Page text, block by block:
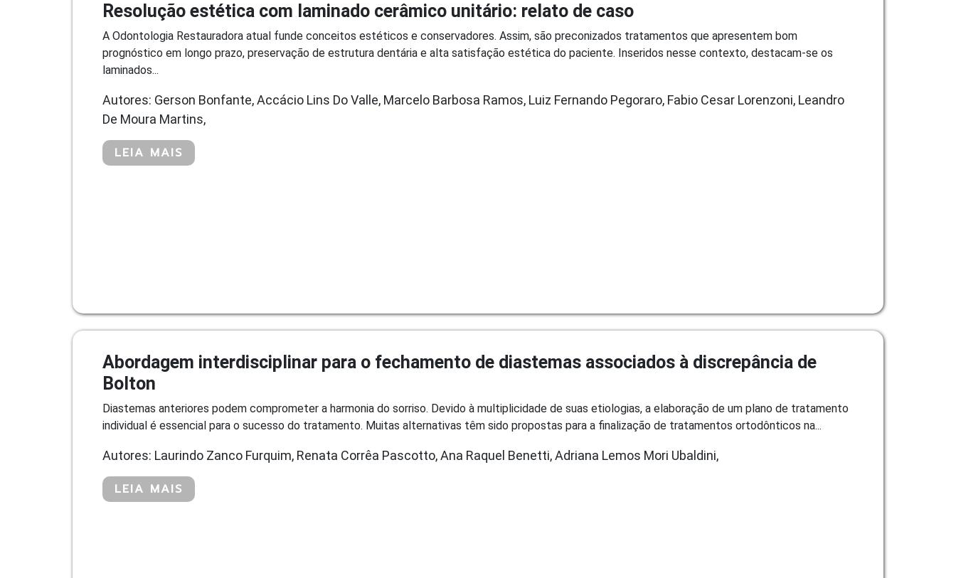
Resolução estética com laminado cerâmico unitário: relato de caso
A Odontologia Restauradora atual funde conceitos estéticos e conservadores. Assim, são preconizados tratamentos que apresentem bom
prognóstico em longo prazo, preservação de estrutura dentária e alta satisfação estética do paciente. Inseridos nesse contexto, destacam-se os
laminados...
Autores: Gerson Bonfante, Accácio Lins Do Valle, Marcelo Barbosa Ramos, Luiz Fernando Pegoraro, Fabio Cesar Lorenzoni, Leandro
De Moura Martins,
LEIA MAIS
Abordagem interdisciplinar para o fechamento de diastemas associados à discrepância de
Bolton
Diastemas anteriores podem comprometer a harmonia do sorriso. Devido à multiplicidade de suas etiologias, a elaboração de um plano de tratamento
individual é essencial para o sucesso do tratamento. Muitas alternativas têm sido propostas para a finalização de tratamentos ortodônticos na...
Autores: Laurindo Zanco Furquim, Renata Corrêa Pascotto, Ana Raquel Benetti, Adriana Lemos Mori Ubaldini,
LEIA MAIS